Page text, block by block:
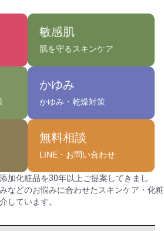
敏感肌
肌を守るスキンケア
かゆみ
かゆみ・乾燥対策
無料相談
LINE・お問い合わせ
加化粧品を30年以上ご提案してきまし
などのお悩みに合わせたスキンケア・化粧
しています。